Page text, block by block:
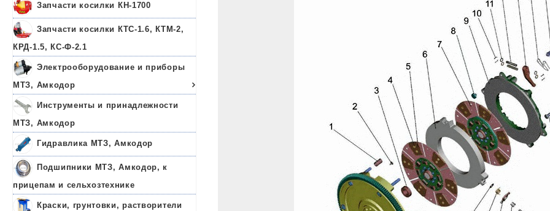
Запчасти косилки КН-1700
Запчасти косилки КТС-1.6, КТМ-2,
КРД-1.5, КС-Ф-2.1
Электрооборудование и приборы
МТЗ, Амкодор
Инструменты и принадлежности
МТЗ, Амкодор
Гидравлика МТЗ, Амкодор
Подшипники МТЗ, Амкодор, к
прицепам и сельхозтехнике
Краски, грунтовки, растворители